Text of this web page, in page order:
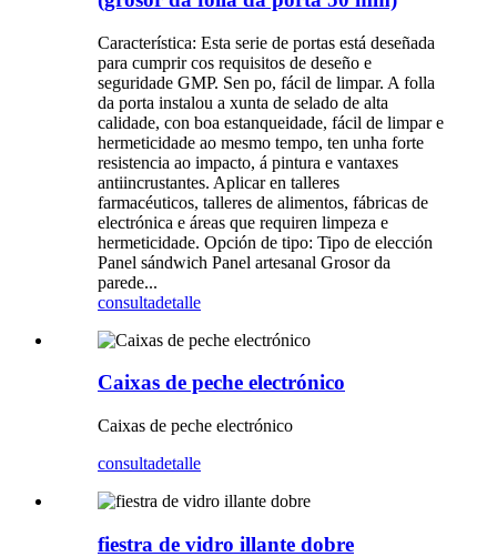
Característica: Esta serie de portas está deseñada
para cumprir cos requisitos de deseño e
seguridade GMP. Sen po, fácil de limpar. A folla
da porta instalou a xunta de selado de alta
calidade, con boa estanqueidade, fácil de limpar e
hermeticidade ao mesmo tempo, ten unha forte
resistencia ao impacto, á pintura e vantaxes
antiincrustantes. Aplicar en talleres
farmacéuticos, talleres de alimentos, fábricas de
electrónica e áreas que requiren limpeza e
hermeticidade. Opción de tipo: Tipo de elección
Panel sándwich Panel artesanal Grosor da
parede...
consultadetalle
Caixas de peche electrónico
Caixas de peche electrónico
consultadetalle
fiestra de vidro illante dobre